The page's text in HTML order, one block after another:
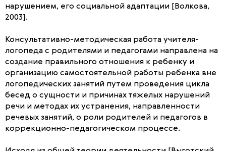
нарушением, его социальной адаптации [Волкова,
2003].
Консультативно-методическая работа учителя-
логопеда с родителями и педагогами направлена на
создание правильного отношения к ребенку и
организацию самостоятельной работы ребенка вне
логопедических занятий путем проведения цикла
бесед о сущности и причинах тяжелых нарушений
речи и методах их устранения, направленности
речевых занятий, о роли родителей и педагогов в
коррекционно-педагогическом процессе.